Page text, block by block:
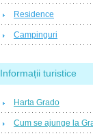
Residence
Campinguri
Informații turistice
Harta Grado
Cum se ajunge la